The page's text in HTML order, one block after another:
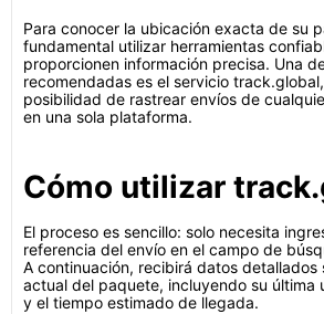
Para conocer la ubicación exacta de su
fundamental utilizar herramientas
proporcionen información precisa. Una
recomendadas es el servicio
posibilidad de rastrear envíos de
en una sola plataforma.
Cómo utilizar
El proceso es sencillo: solo necesita
referencia del envío en el campo de
A continuación, recibirá datos detallados
actual del paquete, incluyendo su última
y el tiempo estimado de llegada.